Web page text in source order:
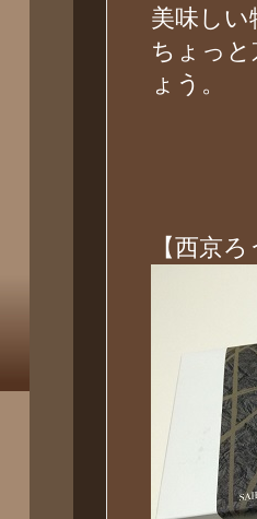
美味し
ちょっ
ょう。
【西京